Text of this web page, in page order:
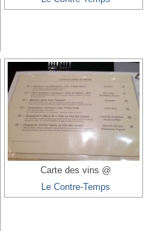
Carte des vins @
Le Contre-Temps